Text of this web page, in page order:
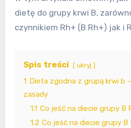
dietę do grupy krwi B,
czynnikiem Rh+ (B Rh+) jak i
Spis treści ukryj
1
Dieta zgodna z grupą krwi b
zasady
1.1 Co jeść na diecie grupy B
1.2 Co jeść na diecie grupy B